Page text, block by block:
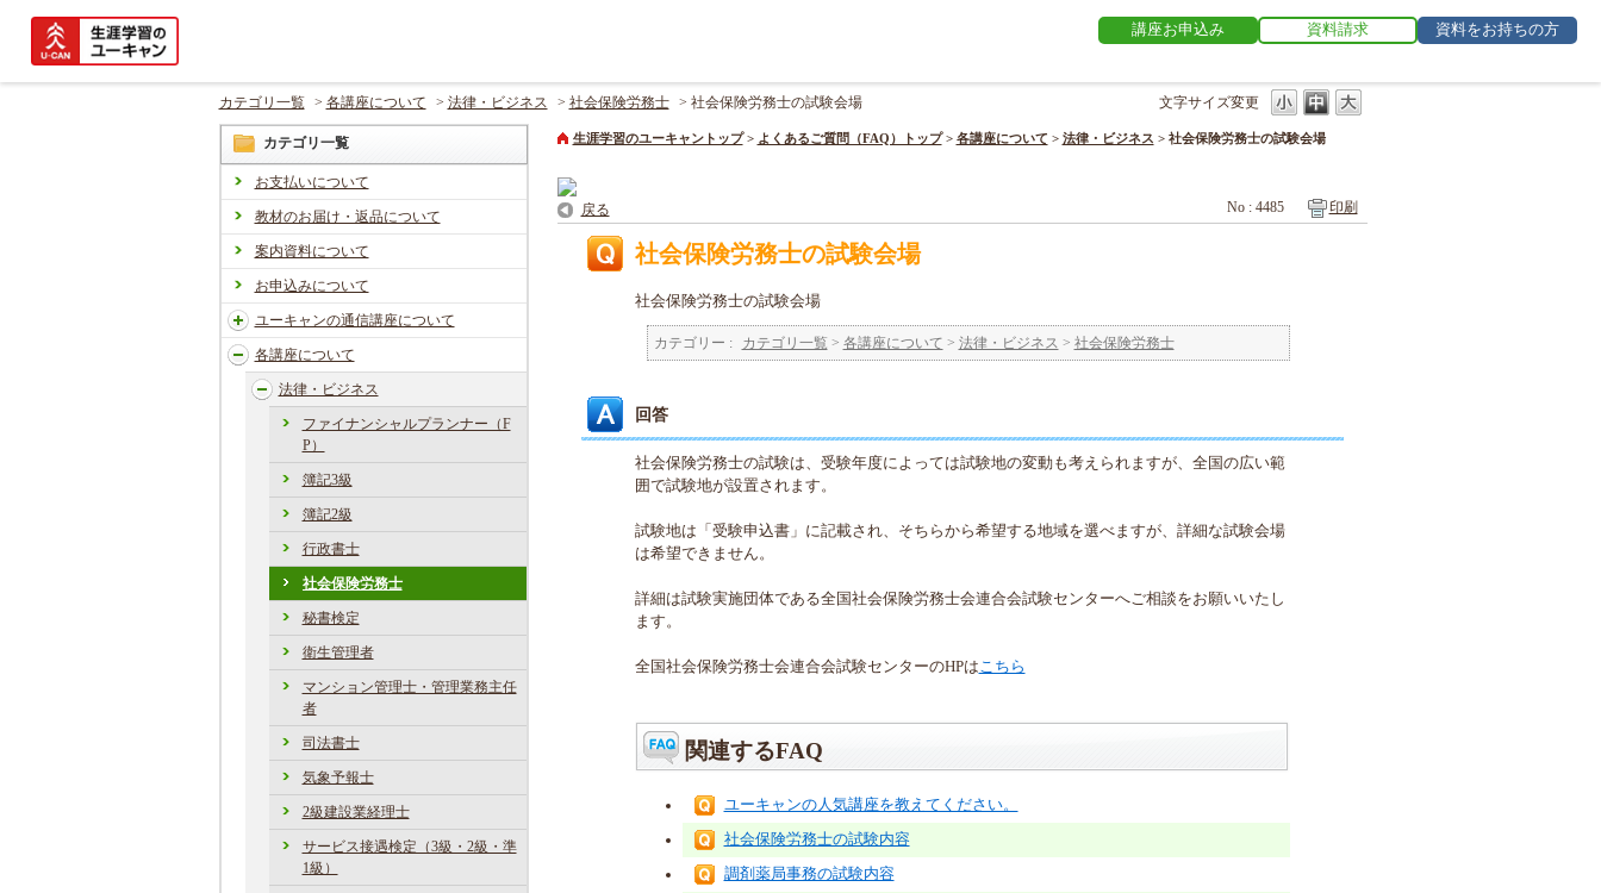
講座お申込み 資料請求 資料をお持ちの方
文字サイズ変更
カテゴリ一覧 > 各講座について > 法律・ビジネス > 社会保険労務士 > 社会保険労務士の試験会場
カテゴリ一覧
お支払いについて
教材のお届け・返品について
案内資料について
お申込みについて
ユーキャンの通信講座について
各講座について
法律・ビジネス
ファイナンシャルプランナー（F
P）
簿記3級
簿記2級
行政書士
社会保険労務士
秘書検定
衛生管理者
マンション管理士・管理業務主任
者
司法書士
気象予報士
2級建設業経理士
サービス接遇検定（3級・2級・準
1級）
生涯学習のユーキャントップ > よくあるご質問（FAQ）トップ > 各講座について > 法律・ビジネス > 社会保険労務士の試験会場
戻る No : 4485 印刷
社会保険労務士の試験会場
社会保険労務士の試験会場
カテゴリー : カテゴリ一覧 > 各講座について > 法律・ビジネス > 社会保険労務士
回答
社会保険労務士の試験は、受験年度によっては試験地の変動も考えられますが、全国の広い範
囲で試験地が設置されます。
試験地は「受験申込書」に記載され、そちらから希望する地域を選べますが、詳細な試験会場
は希望できません。
詳細は試験実施団体である全国社会保険労務士会連合会試験センターへご相談をお願いいたし
ます。
全国社会保険労務士会連合会試験センターのHPはこちら
関連するFAQ
ユーキャンの人気講座を教えてください。
社会保険労務士の試験内容
調剤薬局事務の試験内容